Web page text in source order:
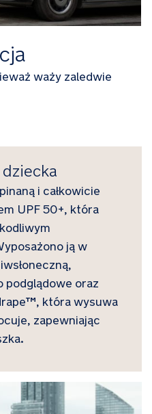
waży zaledwie
i całkowicie
UPF 50+, która
ją w
podglądowe oraz
która wysuwa
zapewniając